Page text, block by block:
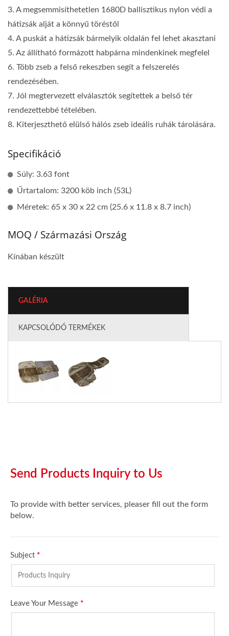
3. A megsemmisíthetetlen 1680D ballisztikus nylon védi a
hátizsák alját a könnyű töréstől
4. A puskát a hátizsák bármelyik oldalán fel lehet akasztani
5. Az állítható formázott habpárna mindenkinek megfelel
6. Több zseb a felső rekeszben segít a felszerelés
rendezésében.
7. Jól megtervezett elválasztók segítettek a belső tér
rendezettebbé tételében.
8. Kiterjeszthető elülső hálós zseb ideális ruhák tárolására.
Specifikáció
Súly: 3.63 font
Űrtartalom: 3200 köb inch (53L)
Méretek: 65 x 30 x 22 cm (25.6 x 11.8 x 8.7 inch)
MOQ / Származási Ország
Kínában készült
GALÉRIA
KAPCSOLÓDÓ TERMÉKEK